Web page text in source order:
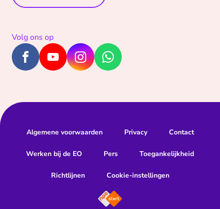
Volg ons op
Algemene voorwaarden Privacy Contact
Werken bij de EO Pers Toegankelijkheid
Richtlijnen Cookie-instellingen